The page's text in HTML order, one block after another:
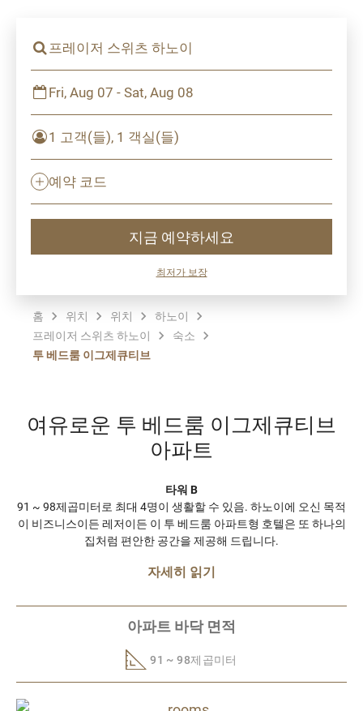
프레이저 스위츠 하노이
Fri, Aug 07 - Sat, Aug 08
1 고객(들), 1 객실(들)
예약 코드
지금 예약하세요
최저가 보장
홈 위치 위치
하노이
프레이저 스위츠 하노이
숙소
투 베드룸 이그제큐티브
여유로운 투 베드룸 이그제큐티브
아파트
타워 B
91 ~ 98제곱미터로 최대 4명이 생활할 수 있음. 하노이에 오신 목적
이 비즈니스이든 레저이든 이 투 베드룸 아파트형 호텔은 또 하나의
집처럼 편안한 공간을 제공해 드립니다.
자세히 읽기
아파트 바닥 면적
91 ~ 98제곱미터